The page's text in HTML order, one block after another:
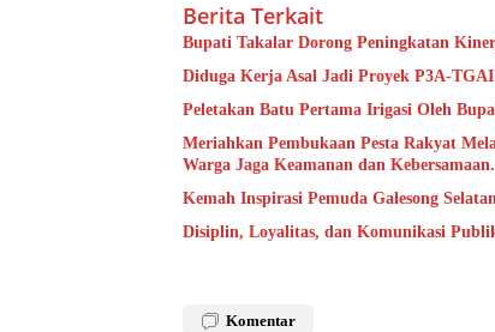
Berita Terkait
Bupati Takalar Dorong Peningkatan
Diduga Kerja Asal Jadi Proyek P3A-TGAI
Peletakan Batu Pertama Irigasi Oleh
Meriahkan Pembukaan Pesta Rakyat
Warga Jaga Keamanan dan Kebersamaan.
Kemah Inspirasi Pemuda Galesong
Disiplin, Loyalitas, dan Komunikasi
Komentar